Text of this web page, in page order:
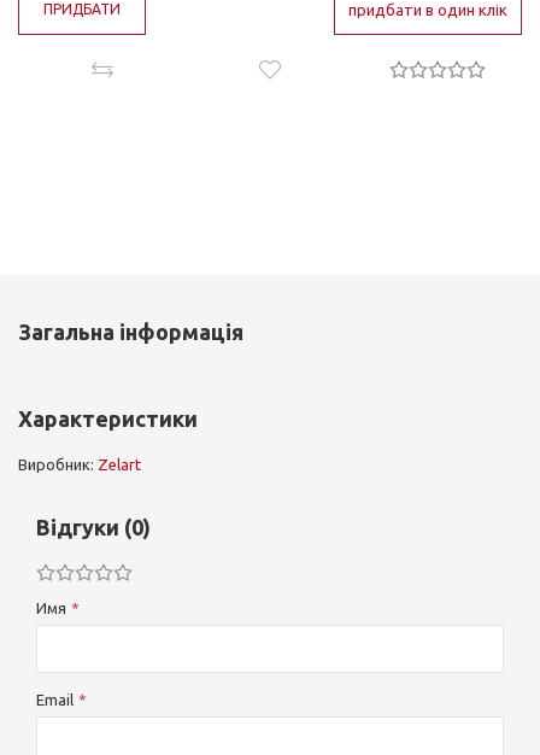
ПРИДБАТИ придбати в один клік
Загальна інформація
Характеристики
Виробник: Zelart
Відгуки (0)
Имя
Email